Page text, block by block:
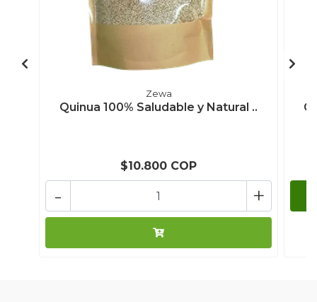
Zewa
Quinua 100% Saludable y Natural ..
$10.800 COP
+
-